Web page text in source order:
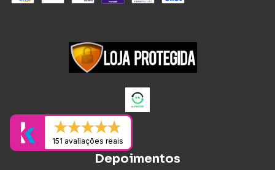
151 avaliações reais
Depoimentos